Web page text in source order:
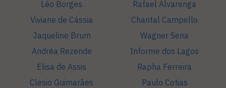
Léo Borges
Viviane de Cássia
Jaqueline Brum
Andréa Rezende
Elisa de Assis
Clesio Guimarães
Rafael Alvarenga
Chantal Campello
Wagner Sena
Informe dos Lagos
Rapha Ferreira
Paulo Cotias